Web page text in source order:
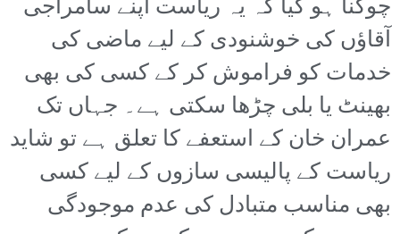
چوکنا ہو گیا کہ یہ ریاست اپنے سامراجی
آقاؤں کی خوشنودی کے لیے ماضی کی
خدمات کو فراموش کر کے کسی کی بھی
بھینٹ یا بلی چڑھا سکتی ہے۔ جہاں تک
عمران خان کے استعفے کا تعلق ہے تو شاید
ریاست کے پالیسی سازوں کے لیے کسی
بھی مناسب متبادل کی عدم موجودگی